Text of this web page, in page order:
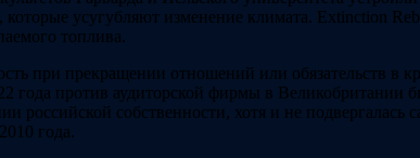
усугубляют изменение климата. Extinction
топлива.
при прекращении отношений или обязательств в
года против аудиторской фирмы в Великобритании
российской собственности, хотя и не
года.